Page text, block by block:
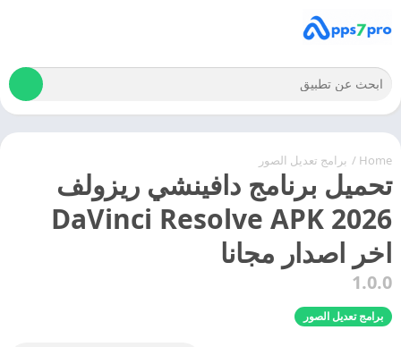
Home
/ برامج تعديل الصور
تحميل برنامج دافينشي ريزولف
DaVinci Resolve APK 2026
اخر اصدار مجانا
1.0.0
برامج تعديل الصور